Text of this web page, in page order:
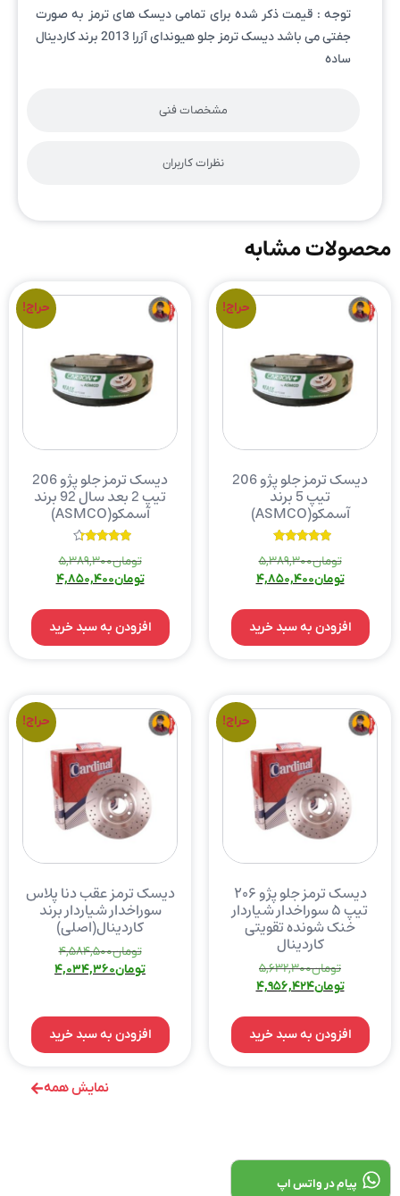
مشخصات فنی
نظرات کاربران
توجه : قیمت ذکر شده برای تمامی دیسک های ترمز به صورت
جفتی می باشد دیسک ترمز جلو هیوندای آزرا 2013 برند کاردینال
ساده
نمایش همه
محصولات مشابه
حراج!
دیسک ترمز جلو پژو 206
تیپ 5 برند
آسمکو(ASMCO)
5.00
از 5
تومان5,389,300
تومان4,850,400
افزودن به سبد خرید
حراج!
دیسک ترمز جلو پژو 206
تیپ 2 بعد سال 92 برند
آسمکو(ASMCO)
4.00تومان5,389,300
تومان4,850,400
افزودن به سبد خرید
حراج!
دیسک ترمز جلو پژو ۲۰۶
تیپ ۵ سوراخدار شیاردار
خنک شونده تقویتی
کاردینال
تومان5,632,300
تومان4,956,424
افزودن به سبد خرید
حراج!
دیسک ترمز عقب دنا پلاس
سوراخدار شیاردار برند
کاردینال(اصلی)
تومان4,584,500
تومان4,034,360
افزودن به سبد خرید
پیام در واتس اپ